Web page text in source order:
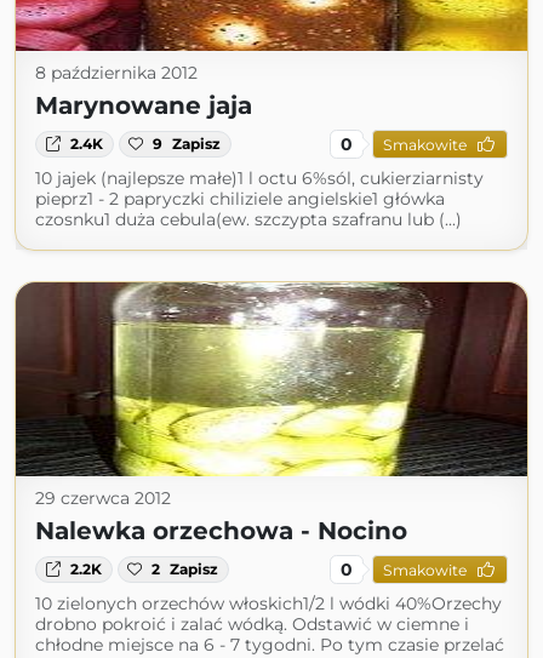
8 października 2012
Marynowane jaja
2.4K 9 Zapisz 0 Smakowite
10 jajek (najlepsze małe)1 l octu 6%sól, cukierziarnisty
pieprz1 - 2 papryczki chiliziele angielskie1 główka
czosnku1 duża cebula(ew. szczypta szafranu lub (...)
29 czerwca 2012
Nalewka orzechowa - Nocino
2.2K 2 Zapisz 0 Smakowite
10 zielonych orzechów włoskich1/2 l wódki 40%Orzechy
drobno pokroić i zalać wódką. Odstawić w ciemne i
chłodne miejsce na 6 - 7 tygodni. Po tym czasie przelać